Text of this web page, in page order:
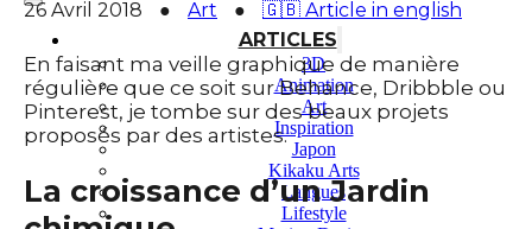
ARTICLES
3D
Animation
Art
Inspiration
Japon
Kikaku Arts
Langues
Lifestyle
26 Avril 2018 ● Art ● 🇬🇧 Article in english
En faisant ma veille graphique de manière
régulière que ce soit sur Behance, Dribbble ou
Pinterest, je tombe sur des beaux projets
proposés par des artistes.
La croissance d’un Jardin